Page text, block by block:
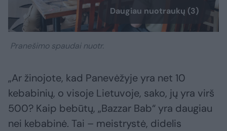
Daugiau nuotraukų (3)
Pranešimo spaudai nuotr.
„Ar žinojote, kad Panevėžyje yra net 10
kebabinių, o visoje Lietuvoje, sako, jų yra virš
500? Kaip bebūtų, „Bazzar Bab“ yra daugiau
nei kebabinė. Tai – meistrystė, didelis